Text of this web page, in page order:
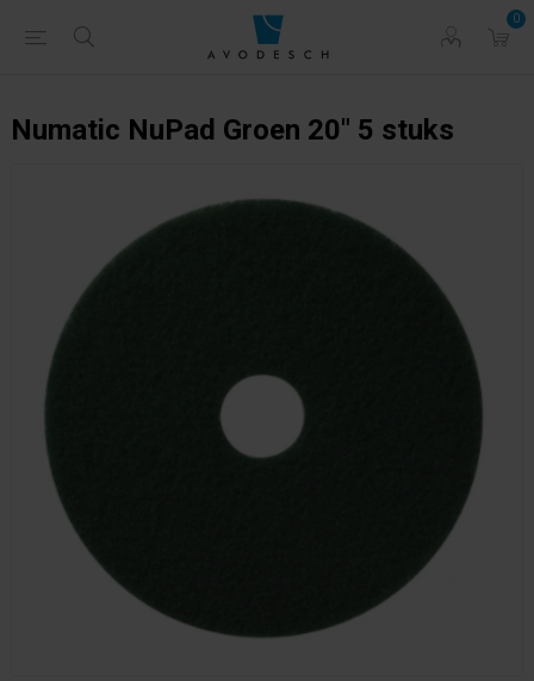
0
Numatic NuPad Groen 20" 5 stuks